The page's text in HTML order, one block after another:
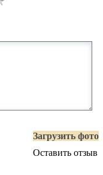
Загрузить фото
Оставить отзыв